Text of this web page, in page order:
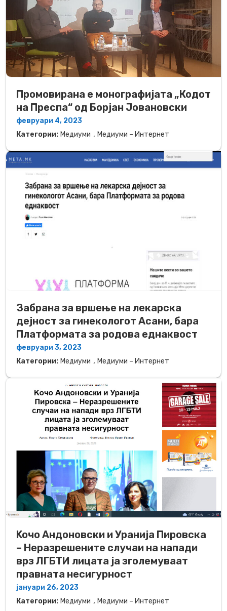
Промовирана е монографијата „Кодот
на Преспа“ од Борјан Јовановски
февруари 4, 2023
Категории: Медиуми , Медиуми – Интернет
Забрана за вршење на лекарска
дејност за гинекологот Асани, бара
Платформата за родова еднаквост
февруари 3, 2023
Категории: Медиуми , Медиуми – Интернет
Koчо Андоновски и Уранија Пировска
– Неразрешените случаи на напади
врз ЛГБТИ лицата ја зголемуваат
правната несигурност
јануари 26, 2023
Категории: Медиуми , Медиуми – Интернет